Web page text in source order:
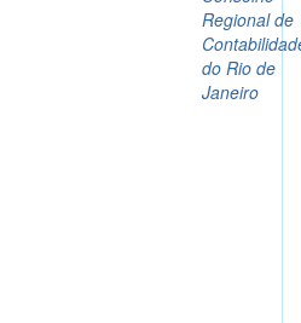
Regional de
do Rio de
Janeiro